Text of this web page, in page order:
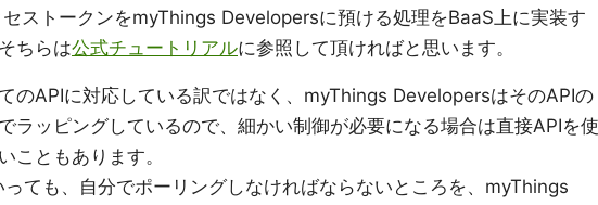
ストークンをmyThings Developersに預ける処理をBaaS上に実装す
ちらは公式チュートリアルに参照して頂ければと思います。
のAPIに対応している訳ではなく、myThings DevelopersはそのAPIの
ラッピングしているので、細かい制御が必要になる場合は直接APIを使
こともあります。
ても、自分でポーリングしなければならないところを、myThings